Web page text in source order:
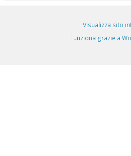
Visualizza sito
Funziona grazie a